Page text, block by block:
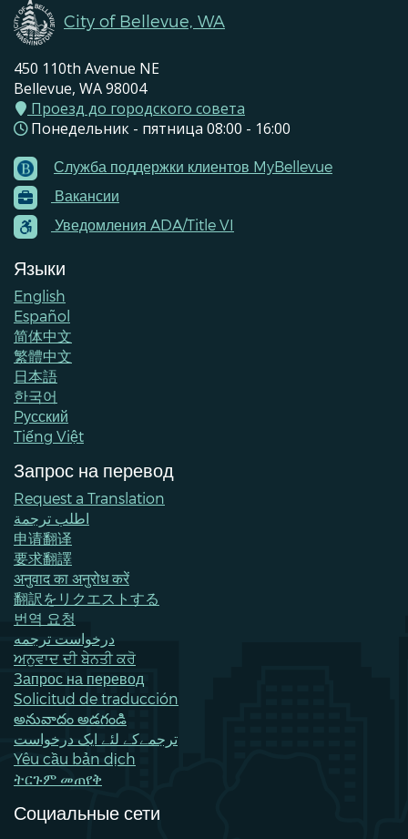
City of Bellevue, WA
450 110th Avenue NE
Bellevue, WA 98004
Проезд до городского совета
Понедельник - пятница 08:00 - 16:00
Footer
Menu
Contacts
Служба поддержки клиентов MyBellevue
Вакансии
Уведомления ADA/Title VI
Языки
English
Español
简体中文
繁體中文
日本語
한국어
Pусский
Tiếng Việt
Запрос на перевод
Request a Translation
اطلب ترجمة
申请翻译
要求翻譯
अनुवाद का अनुरोध करें
翻訳をリクエストする
번역 요청
درخواست ترجمه
ਅਨੁਵਾਦ ਦੀ ਬੇਨਤੀ ਕਰੋ
Запрос на перевод
Solicitud de traducción
అనువాదం అడగండి
ترجمےکے لئے ایک درخواست
Yêu cầu bản dịch
ትርጉም መጠየቅ
Социальные сети